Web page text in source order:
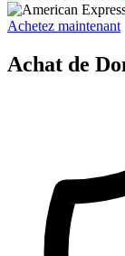
Achetez maintenant
Achat de